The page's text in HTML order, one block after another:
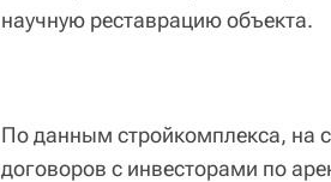
научную реставрацию объекта.
По данным стройкомплекса, на
договоров с инвесторами по